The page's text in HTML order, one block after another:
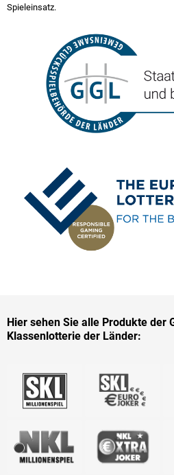
Spieleinsatz.
Hier sehen Sie alle Produkte der
Klassenlotterie der Länder: